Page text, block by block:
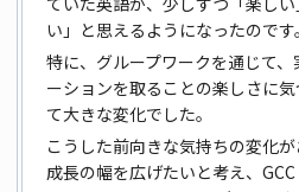
い」と思えるようになったのです。
特に、グループワークを通じて
ーションを取ることの楽しさに
て大きな変化でした。
こうした前向きな気持ちの変化
成長の幅を広げたいと考え、